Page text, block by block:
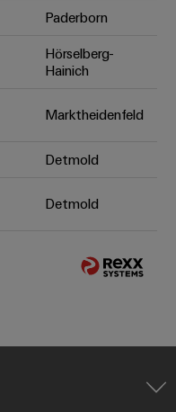
Paderborn
Hörselberg-
Hainich
Marktheidenfeld
Detmold
Detmold